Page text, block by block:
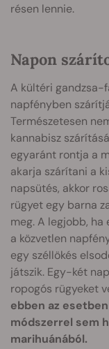
résen lennie.
Napon
A kültéri gandzsa-
napfényben
Természetesen
kannabisz
egyaránt rontja a
akarja szárítani a
napsütés, akkor
rügyet egy barna
meg. A legjobb, ha
a közvetlen
egy széllökés
játszik. Egy-két
ropogós rügyeket
ebben az
módszerrel sem
marihuánából.